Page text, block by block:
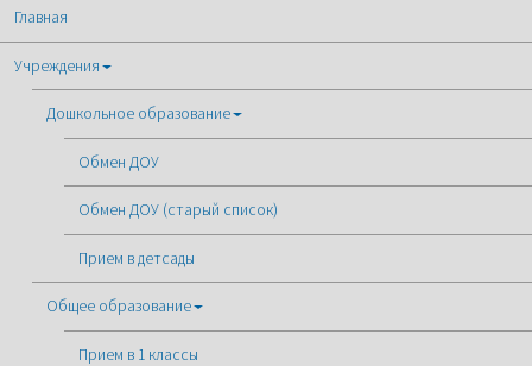
Главная
Учреждения
Дошкольное образование
Обмен ДОУ
Обмен ДОУ (старый список)
Прием в детсады
Общее образование
Прием в 1 классы